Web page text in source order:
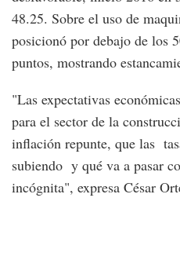
48.25. Sobre el uso de
posicionó por debajo de los
puntos, mostrando
"Las expectativas
para el sector de la
inflación repunte, que las
subiendo y qué va a pasar
incógnita", expresa César